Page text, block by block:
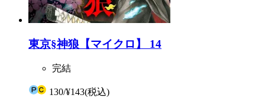
東京§神狼【マイクロ】 14
完結
130/¥143(税込)